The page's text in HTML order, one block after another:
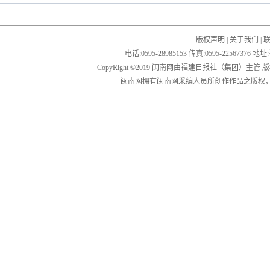
版权声明 关于我们
电话:0595-28985153 传真:0595-22567376 地
CopyRight ©2019 闽南网由福建日报社（集团）主管
闽南网拥有闽南网采编人员所创作作品之版